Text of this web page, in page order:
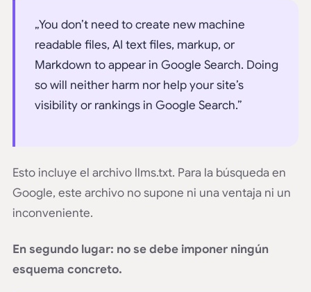
„You don’t need to create new machine
readable files, AI text files, markup, or
Markdown to appear in Google Search. Doing
so will neither harm nor help your site’s
visibility or rankings in Google Search.”
Esto incluye el archivo llms.txt. Para la búsqueda en
Google, este archivo no supone ni una ventaja ni un
inconveniente.
En segundo lugar: no se debe imponer ningún
esquema concreto.